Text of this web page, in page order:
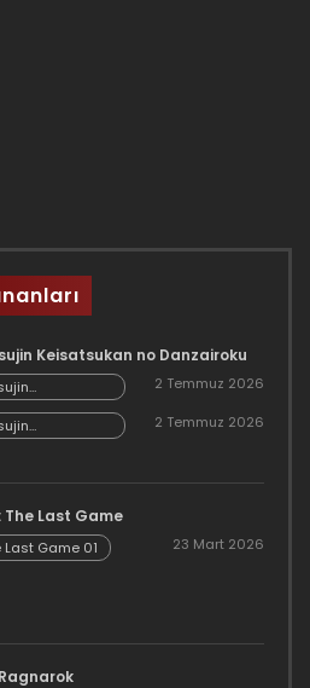
Keisatsukan no Danzairoku
no
06.02
2 Temmuz 2026
no
2 Temmuz 2026
The Last Game
Last Game 01 23 Mart 2026